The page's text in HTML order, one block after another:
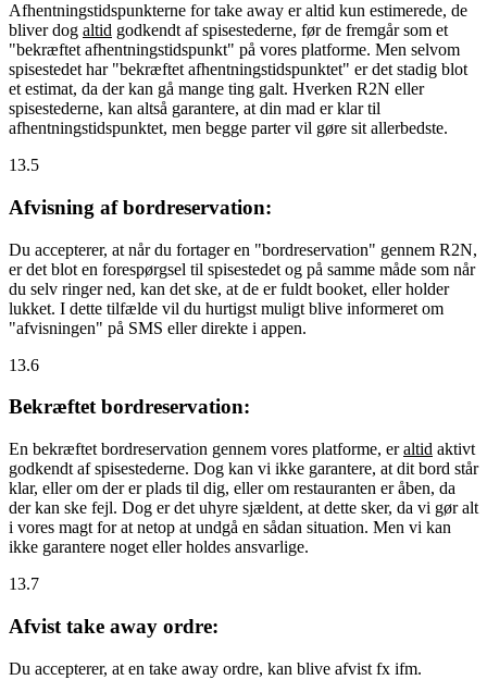
Afhentningstidspunkterne for take away er altid kun estimerede, de
bliver dog altid godkendt af spisestederne, før de fremgår som et
"bekræftet afhentningstidspunkt" på vores platforme. Men selvom
spisestedet har "bekræftet afhentningstidspunktet" er det stadig blot
et estimat, da der kan gå mange ting galt. Hverken R2N eller
spisestederne, kan altså garantere, at din mad er klar til
afhentningstidspunktet, men begge parter vil gøre sit allerbedste.
13.5
Afvisning af bordreservation:
Du accepterer, at når du fortager en "bordreservation" gennem R2N,
er det blot en forespørgsel til spisestedet og på samme måde som når
du selv ringer ned, kan det ske, at de er fuldt booket, eller holder
lukket. I dette tilfælde vil du hurtigst muligt blive informeret om
"afvisningen" på SMS eller direkte i appen.
13.6
Bekræftet bordreservation:
En bekræftet bordreservation gennem vores platforme, eraltid aktivt
godkendt af spisestederne. Dog kan vi ikke garantere, at dit bord står
klar, eller om der er plads til dig, eller om restauranten er åben, da
der kan ske fejl. Dog er det uhyre sjældent, at dette sker, da vi gør alt
i vores magt for at netop at undgå en sådan situation. Men vi kan
ikke garantere noget eller holdes ansvarlige.
13.7
Afvist take away ordre:
Du accepterer, at en take away ordre, kan blive afvist fx ifm.